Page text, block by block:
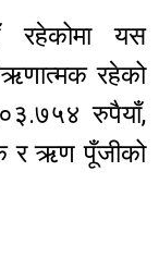
रहेकोमा यस
रहेको
रुपैयाँ,
र ऋण पूँजीको